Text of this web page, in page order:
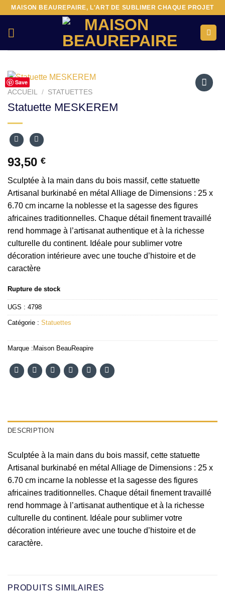
Passer
contenu
MAISON BEAUREPAIRE, L'ART DE SUBLIMER CHAQUE PROJET
Save
ACCUEIL / STATUETTES
Statuette MESKEREM
93,50 €
Sculptée à la main dans du bois massif, cette statuette
Artisanal burkinabé en métal Alliage de Dimensions : 25 x
6.70 cm incarne la noblesse et la sagesse des figures
africaines traditionnelles. Chaque détail finement travaillé
rend hommage à l’artisanat authentique et à la richesse
culturelle du continent. Idéale pour sublimer votre
décoration intérieure avec une touche d’histoire et de
caractère
Rupture de stock
UGS : 4798
Catégorie : Statuettes
Marque : Maison BeauReapire
DESCRIPTION
Sculptée à la main dans du bois massif, cette statuette
Artisanal burkinabé en métal Alliage de Dimensions : 25 x
6.70 cm incarne la noblesse et la sagesse des figures
africaines traditionnelles. Chaque détail finement travaillé
rend hommage à l’artisanat authentique et à la richesse
culturelle du continent. Idéale pour sublimer votre
décoration intérieure avec une touche d’histoire et de
caractère.
PRODUITS SIMILAIRES